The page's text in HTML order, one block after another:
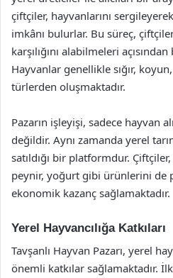
çiftçiler, hayvanlarını
imkânı bulurlar. Bu süreç,
karşılığını alabilmeleri
Hayvanlar genellikle sığır,
türlerden oluşmaktadır.
Pazarın işleyişi, sadece hayvan
değildir. Aynı zamanda yerel
satıldığı bir platformdur.
peynir, yoğurt gibi ürünlerini de
ekonomik kazanç sağlamaktadır.
Yerel Hayvancılığa Katkıları
Tavşanlı Hayvan Pazarı, yerel
önemli katkılar sağlamaktadır.